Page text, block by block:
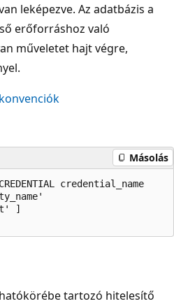
leképezve. Az adatbázis a
erőforráshoz való
műveletet hajt végre,
Másolás
CREDENTIAL credential_name
]
tartozó hitelesítő